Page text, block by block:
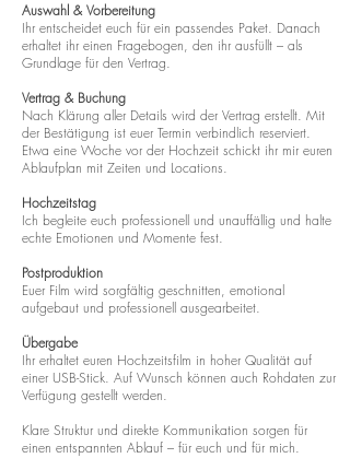
Auswahl & Vorbereitung
Ihr entscheidet euch für ein passendes Paket. Danach
erhaltet ihr einen Fragebogen, den ihr ausfüllt – als
Grundlage für den Vertrag.
Vertrag & Buchung
Nach Klärung aller Details wird der Vertrag erstellt. Mit
der Bestätigung ist euer Termin verbindlich reserviert.
Etwa eine Woche vor der Hochzeit schickt ihr mir euren
Ablaufplan mit Zeiten und Locations.
Hochzeitstag
Ich begleite euch professionell und unauffällig und halte
echte Emotionen und Momente fest.
Postproduktion
Euer Film wird sorgfältig geschnitten, emotional
aufgebaut und professionell ausgearbeitet.
Übergabe
Ihr erhaltet euren Hochzeitsfilm in hoher Qualität auf
einer USB-Stick. Auf Wunsch können auch Rohdaten zur
Verfügung gestellt werden.
Klare Struktur und direkte Kommunikation sorgen für
einen entspannten Ablauf – für euch und für mich.